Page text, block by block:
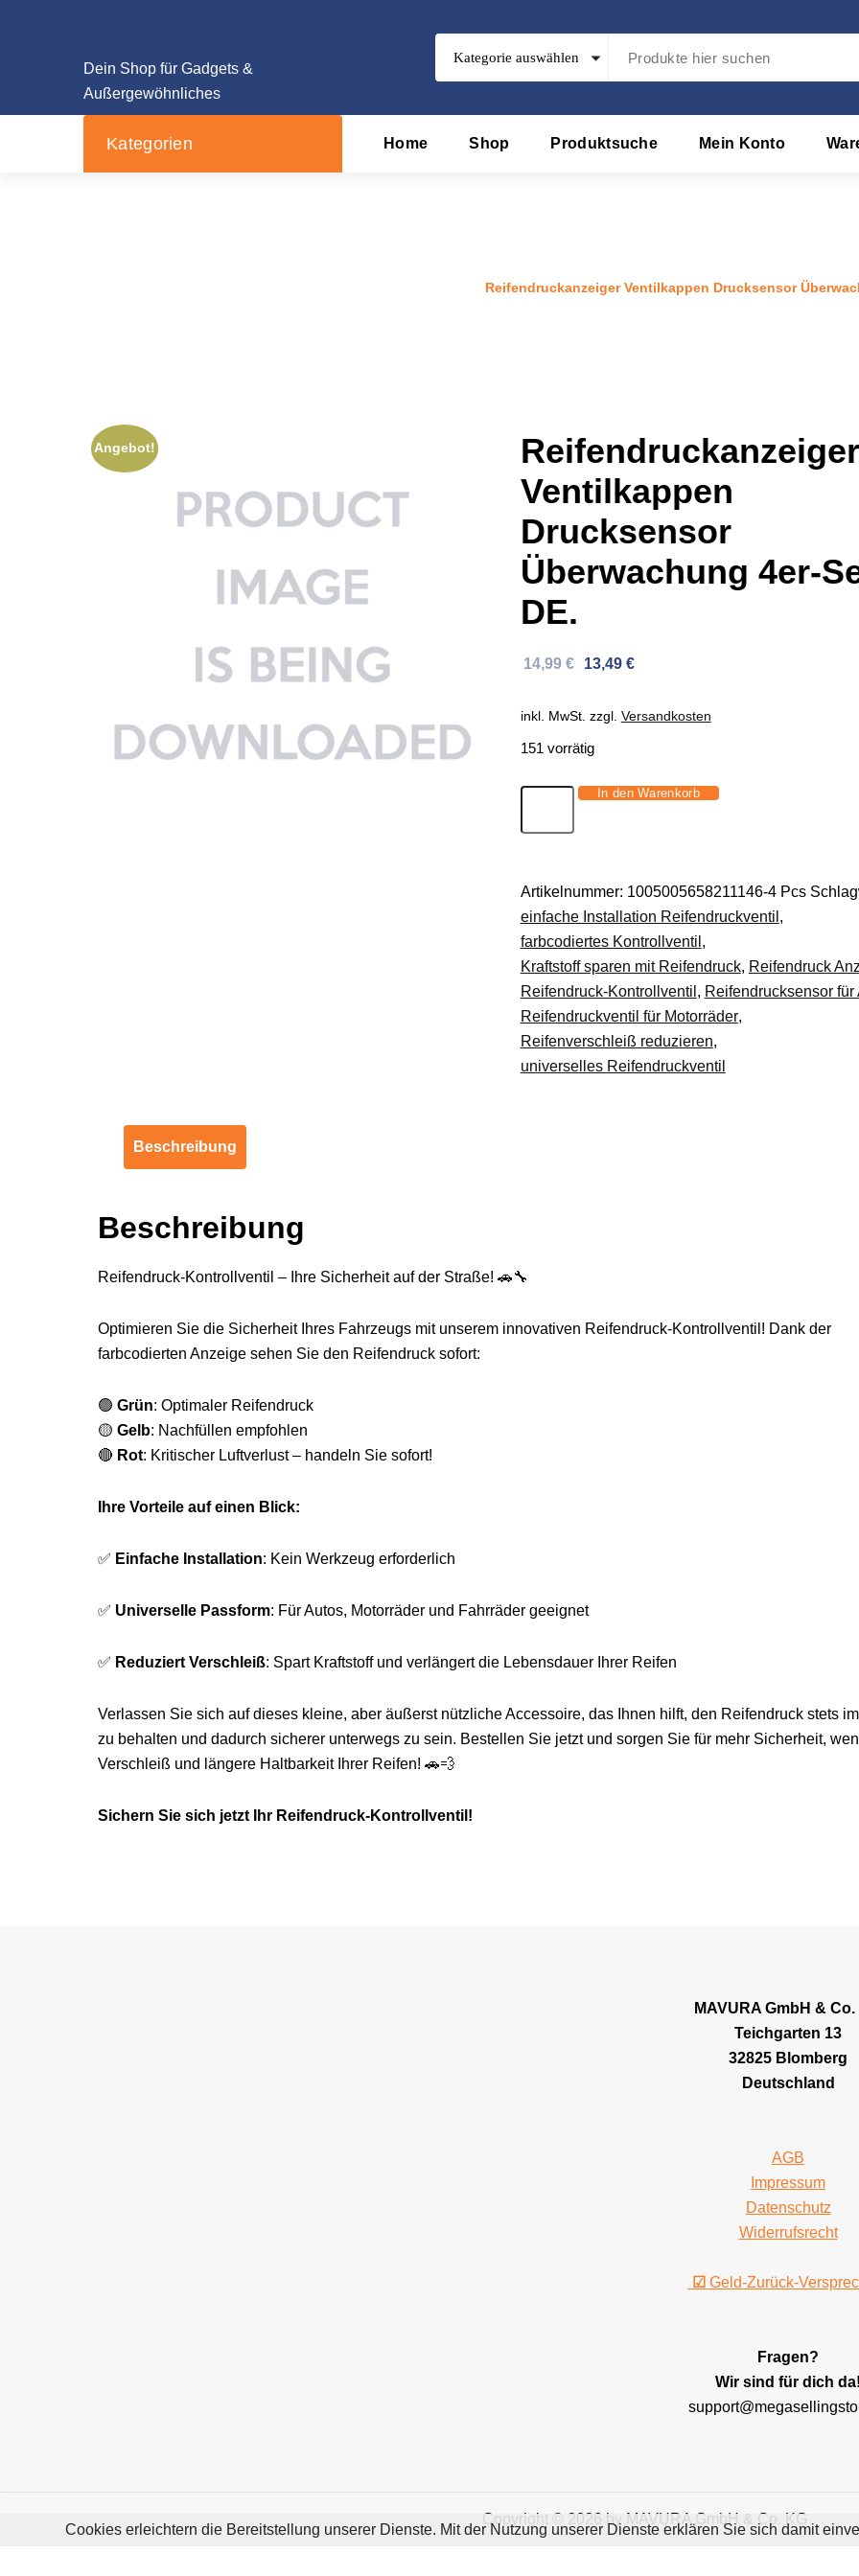
Dein Shop für Gadgets &
Außergewöhnliches
Kategorien Home Shop Produktsuche Mein Konto
Reifendruckanzeiger Ventilkappen Drucksensor
Angebot!
Reifendruckanzeiger
Ventilkappen
Drucksensor
Überwachung 4er-
DE.
Ursprünglicher
war:
14,99 €
Aktueller
ist:
13,49 €
inkl. MwSt. zzgl. Versandkosten
151 vorrätig
Reifendruckanzeiger
4er-
Set
DE.
Menge
In den Warenkorb
Artikelnummer: 1005005658211146-4 Pcs
einfache Installation Reifendruckventil ,
farbcodiertes Kontrollventil ,
Kraftstoff sparen mit Reifendruck, Reifendruck
Reifendruck-Kontrollventil , Reifendrucksensor für
Reifendruckventil für Motorräder,
Reifenverschleiß reduzieren,
universelles Reifendruckventil
Beschreibung
Beschreibung
Reifendruck-Kontrollventil – Ihre Sicherheit auf der Straße! 🚗🔧
Optimieren Sie die Sicherheit Ihres Fahrzeugs mit unserem innovativen Reifendruck-Kontrollventil! Dank der
farbcodierten Anzeige sehen Sie den Reifendruck sofort:
🟢 Grün: Optimaler Reifendruck
🟡 Gelb: Nachfüllen empfohlen
🔴 Rot: Kritischer Luftverlust – handeln Sie sofort!
Ihre Vorteile auf einen Blick:
✅ Einfache Installation: Kein Werkzeug erforderlich
✅ Universelle Passform: Für Autos, Motorräder und Fahrräder geeignet
✅ Reduziert Verschleiß: Spart Kraftstoff und verlängert die Lebensdauer Ihrer Reifen
Verlassen Sie sich auf dieses kleine, aber äußerst nützliche Accessoire, das Ihnen hilft, den Reifendruck stets
zu behalten und dadurch sicherer unterwegs zu sein. Bestellen Sie jetzt und sorgen Sie für mehr Sicherheit,
Verschleiß und längere Haltbarkeit Ihrer Reifen! 🚗💨
Sichern Sie sich jetzt Ihr Reifendruck-Kontrollventil!
MAVURA GmbH & Co.
Teichgarten 13
32825 Blomberg
Deutschland
AGB
Impressum
Datenschutz
Widerrufsrecht
☑ Geld-Zurück-
Fragen?
Wir sind für dich da!
Copyright © 2026 by MAVURA GmbH & Co. KG
Cookies erleichtern die Bereitstellung unserer Dienste. Mit der Nutzung unserer Dienste erklären Sie sich damit